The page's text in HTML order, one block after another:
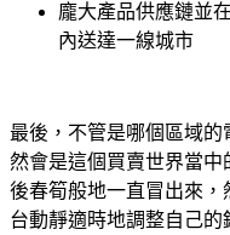
龐大產品供應鏈並
內送達一線城市
最後，不管是哪個區域
然會是這個買賣世界當
後春筍般地一直冒出來
台動靜適時地調整自己的